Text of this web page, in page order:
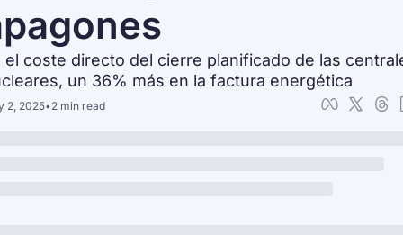
el coste directo del cierre planificado de las
un 36% más en la factura energética
2, 2025•2 min read